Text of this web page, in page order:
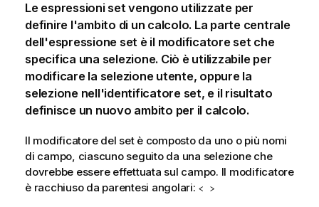
Le espressioni set vengono utilizzate per
definire l'ambito di un calcolo. La parte centrale
dell'espressione set è il modificatore set che
specifica una selezione. Ciò è utilizzabile per
modificare la selezione utente, oppure la
selezione nell'identificatore set, e il risultato
definisce un nuovo ambito per il calcolo.
Il modificatore del set è composto da uno o più nomi
di campo, ciascuno seguito da una selezione che
dovrebbe essere effettuata sul campo. Il modificatore
è racchiuso da parentesi angolari: < >